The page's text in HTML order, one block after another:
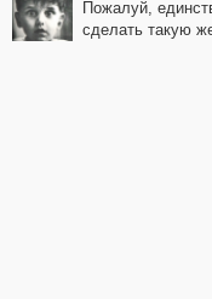
Пожалуй,
сделать такую